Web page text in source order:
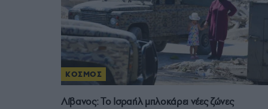
ΚΟΣΜΟΣ
Λίβανος: Το Ισραήλ μπλοκάρει νέες ζώνες